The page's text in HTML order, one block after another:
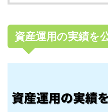
資産運用の実績を